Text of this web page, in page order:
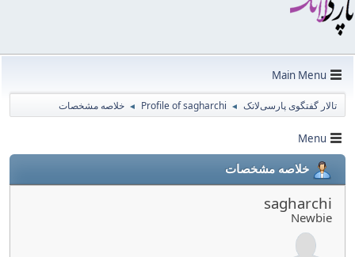
Main Menu
تالار گفتگوی پارسی‌لاتک ◄
Profile of sagharchi
◄ خلاصه مشخصات
Menu
خلاصه مشخصات
sagharchi
Newbie